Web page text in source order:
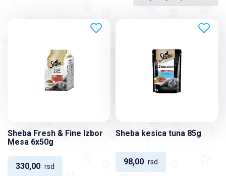
Sheba Fresh & Fine Izbor
Mesa 6x50g
330,00 rsd
Sheba kesica tuna 85g
98,00 rsd